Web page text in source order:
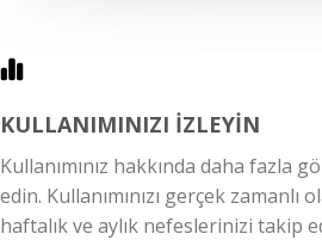
KULLANIMINIZI İZLEYİN
Kullanımınız hakkında daha fazla
edin. Kullanımınızı gerçek
haftalık ve aylık nefeslerinizi takip